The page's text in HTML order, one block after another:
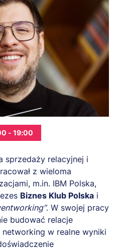
- 19:00
sprzedaży relacyjnej i
z wieloma
m.in. IBM Polska,
Biznes Klub Polska i
. W swojej pracy
budować relacje
w realne wyniki